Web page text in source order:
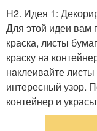
H2. Идея 1:
Для этой идеи вам
краска, листы
краску на
наклеивайте
интересный узор.
контейнер и